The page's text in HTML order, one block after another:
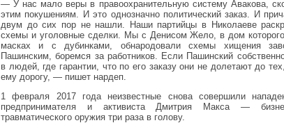
— У нас мало веры в правоохранительную систему Авакова,
этим покушениям. И это однозначно политический заказ. И
двум до сих пор не нашли. Наши партийцы в Николаеве
схемы и уголовные сделки. Мы с Денисом Жело, в дом
масках и с дубинками, обнародовали схемы хищения
Пашинским, боремся за работников. Если Пашинский
в людей, где гарантии, что по его заказу они не долетают до
ему дорогу, — пишет нардеп.
1 февраля 2017 года неизвестные снова совершили
предпринимателя и активиста Дмитрия Макса —
травматического оружия три раза в голову.